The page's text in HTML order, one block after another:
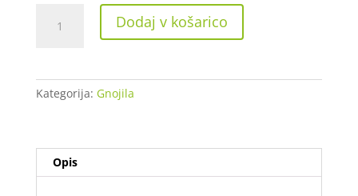
Nutrients
1
L
Dodaj v košarico
Kategorija: Gnojila
Opis